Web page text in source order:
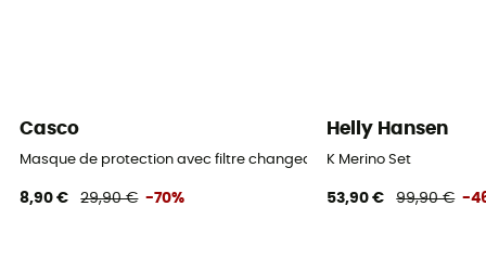
Casco
Masque de protection avec filtre changeable
8,90 € 29,90 € -70%
Helly Hansen
K Merino Set
53,90 € 99,90 € -